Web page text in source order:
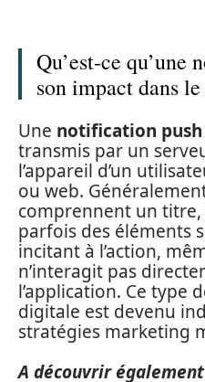
Qu’est-ce qu’une
son impact dans
Une notification push
transmis par un
l’appareil d’un
ou web.
comprennent un
parfois des éléments
incitant à l’action,
n’interagit pas
l’application. Ce type
digitale est devenu
stratégies marketing
A découvrir